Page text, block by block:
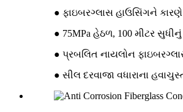
● ફાઇબરગ્લાસ હાઉસિંગને કારણે
● 75MPa હેઠળ, 100 મીટર
● પ્રબલિત નાયલોન
● સીલ દરવાજા વધારાના